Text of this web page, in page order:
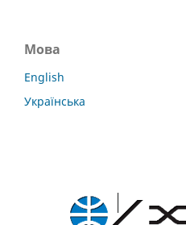
Мова
English
Українська